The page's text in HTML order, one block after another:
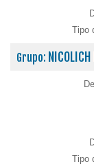
Tipo
Grupo: NICOLICH
Tipo